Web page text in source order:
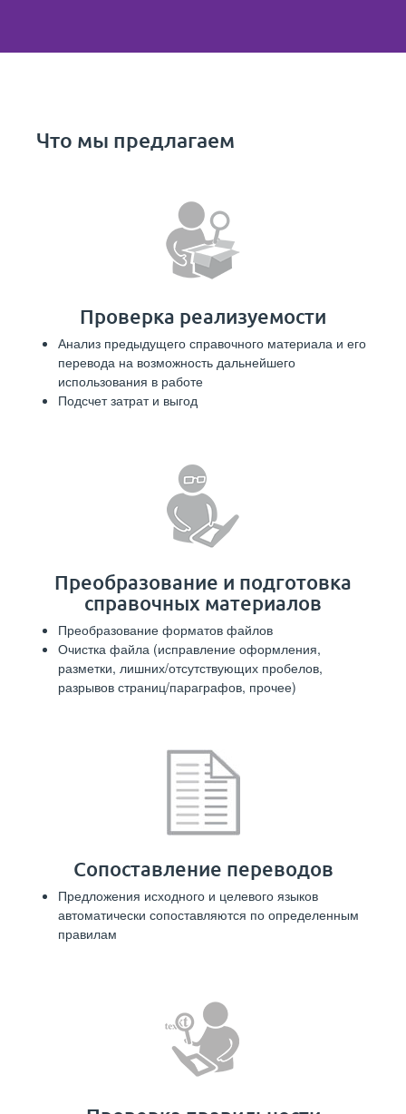
Что мы предлагаем
Проверка реализуемости
Анализ предыдущего справочного материала и его
перевода на возможность дальнейшего
использования в работе
Подсчет затрат и выгод
Преобразование и подготовка
справочных материалов
Преобразование форматов файлов
Очистка файла (исправление оформления,
разметки, лишних/отсутствующих пробелов,
разрывов страниц/параграфов, прочее)
Сопоставление переводов
Предложения исходного и целевого языков
автоматически сопоставляются по определенным
правилам